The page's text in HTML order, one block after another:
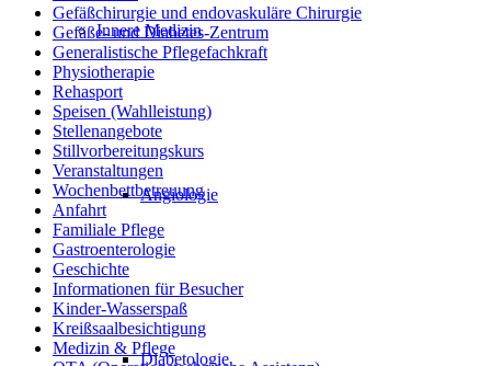
Innere Medizin
Angiologie
Diabetologie
Gefäßchirurgie und endovaskuläre Chirurgie
Gefäße- und Diabetes-Zentrum
Generalistische Pflegefachkraft
Physiotherapie
Rehasport
Speisen (Wahlleistung)
Stellenangebote
Stillvorbereitungskurs
Veranstaltungen
Wochenbettbetreuung
Anfahrt
Familiale Pflege
Gastroenterologie
Geschichte
Informationen für Besucher
Kinder-Wasserspaß
Kreißsaalbesichtigung
Medizin & Pflege